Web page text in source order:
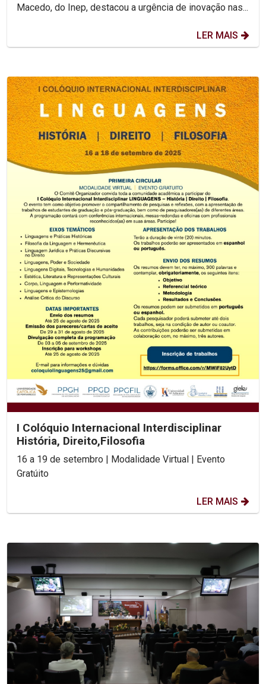
Macedo, do Inep, destacou a urgência de inovação nas...
LER MAIS
I Colóquio Internacional Interdisciplinar
História, Direito,Filosofia
16 a 19 de setembro | Modalidade Virtual | Evento
LER MAIS